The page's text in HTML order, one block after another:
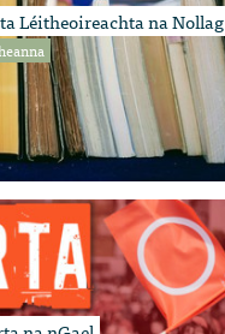
Léitheoireachta na Nollag